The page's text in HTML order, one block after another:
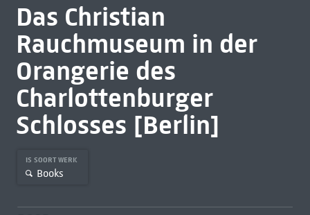
Das Christian
Rauchmuseum in der
Orangerie des
Charlottenburger
Schlosses [Berlin]
IS SOORT WERK
Books